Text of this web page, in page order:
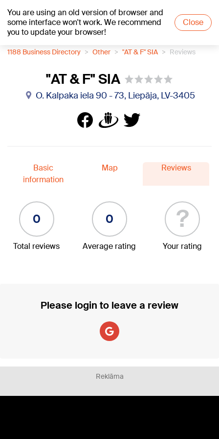
You are using an old version of browser and
some interface won't work. We recommend
you to update your browser!
Close
+18°C
1188 Business Directory Other "AT & F" SIA Reviews
"AT & F" SIA
O. Kalpaka iela 90 - 73, Liepāja, LV-3405
Basic
information
Map Reviews
0
Total reviews
0
Average rating
?
Your rating
Please login to leave a review
Reklāma